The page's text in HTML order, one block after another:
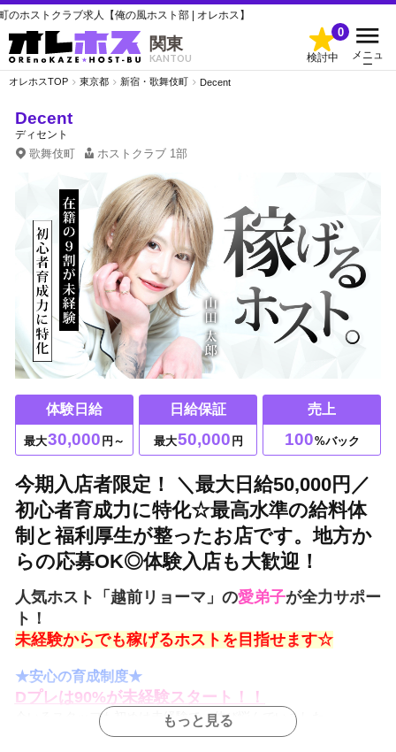
ラブ求人【俺の風ホスト部 | オレホス】
関東
KANTOU 検討中
0
メニュ
ー
オレホスTOP 東京都 新宿・歌舞伎町 Decent
Decent
ディセント
歌舞伎町 ホストクラブ 1部
体験日給
最大30,000 円～
日給保証
最大50,000 円
売上
100%バック
今期入店者限定！ ＼最大日給50,000円／
初心者育成力に特化☆最高水準の給料体
制と福利厚生が整ったお店です。地方か
らの応募OK◎体験入店も大歓迎！
人気ホスト「越前リョーマ」の愛弟子が全力サポー
ト！
未経験からでも稼げるホストを目指せます☆
★安心の育成制度★
Dプレは90%が未経験スタート！！
今いるスタッフも初めは未経験で、伸び悩んでいました。
ですが、当グループ独自の育成制度で、たくさん稼いでたくさん
もっと見る